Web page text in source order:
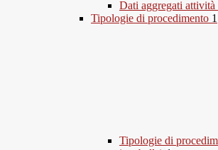
Dati aggregati attività
Tipologie di procedimento 1
Tipologie di